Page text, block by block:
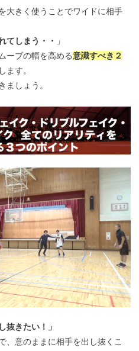
大きく使うことでワイドに相手
てしまう・・
」
ーブの幅を高める意識すべき２
ます。
ましょう。
抜きたい！」
、意のままに相手を出し抜くこ